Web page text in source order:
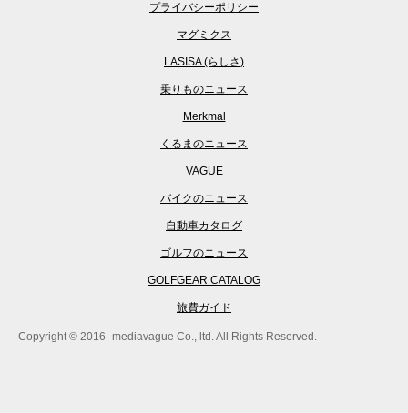
プライバシーポリシー
マグミクス
LASISA (らしさ)
乗りものニュース
Merkmal
くるまのニュース
VAGUE
バイクのニュース
自動車カタログ
ゴルフのニュース
GOLFGEAR CATALOG
旅費ガイド
Copyright © 2016- mediavague Co., ltd. All Rights Reserved.